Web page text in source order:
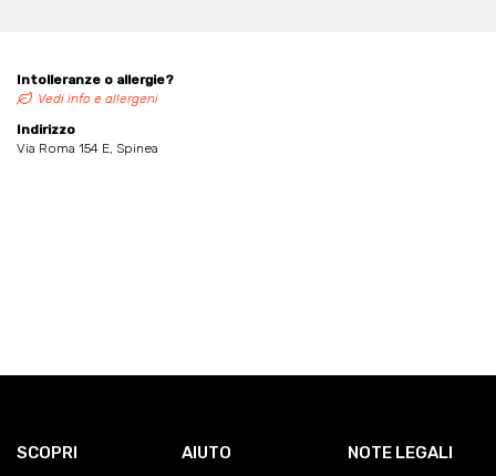
Intolleranze o allergie?
Vedi info e allergeni
Indirizzo
Via Roma 154 E, Spinea
SCOPRI AIUTO NOTE LEGALI